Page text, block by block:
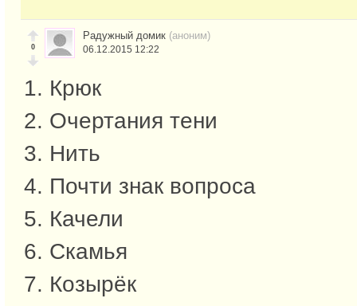
0
Радужный домик (аноним)
06.12.2015 12:22
1. Крюк
2. Очертания тени
3. Нить
4. Почти знак вопроса
5. Качели
6. Скамья
7. Козырёк